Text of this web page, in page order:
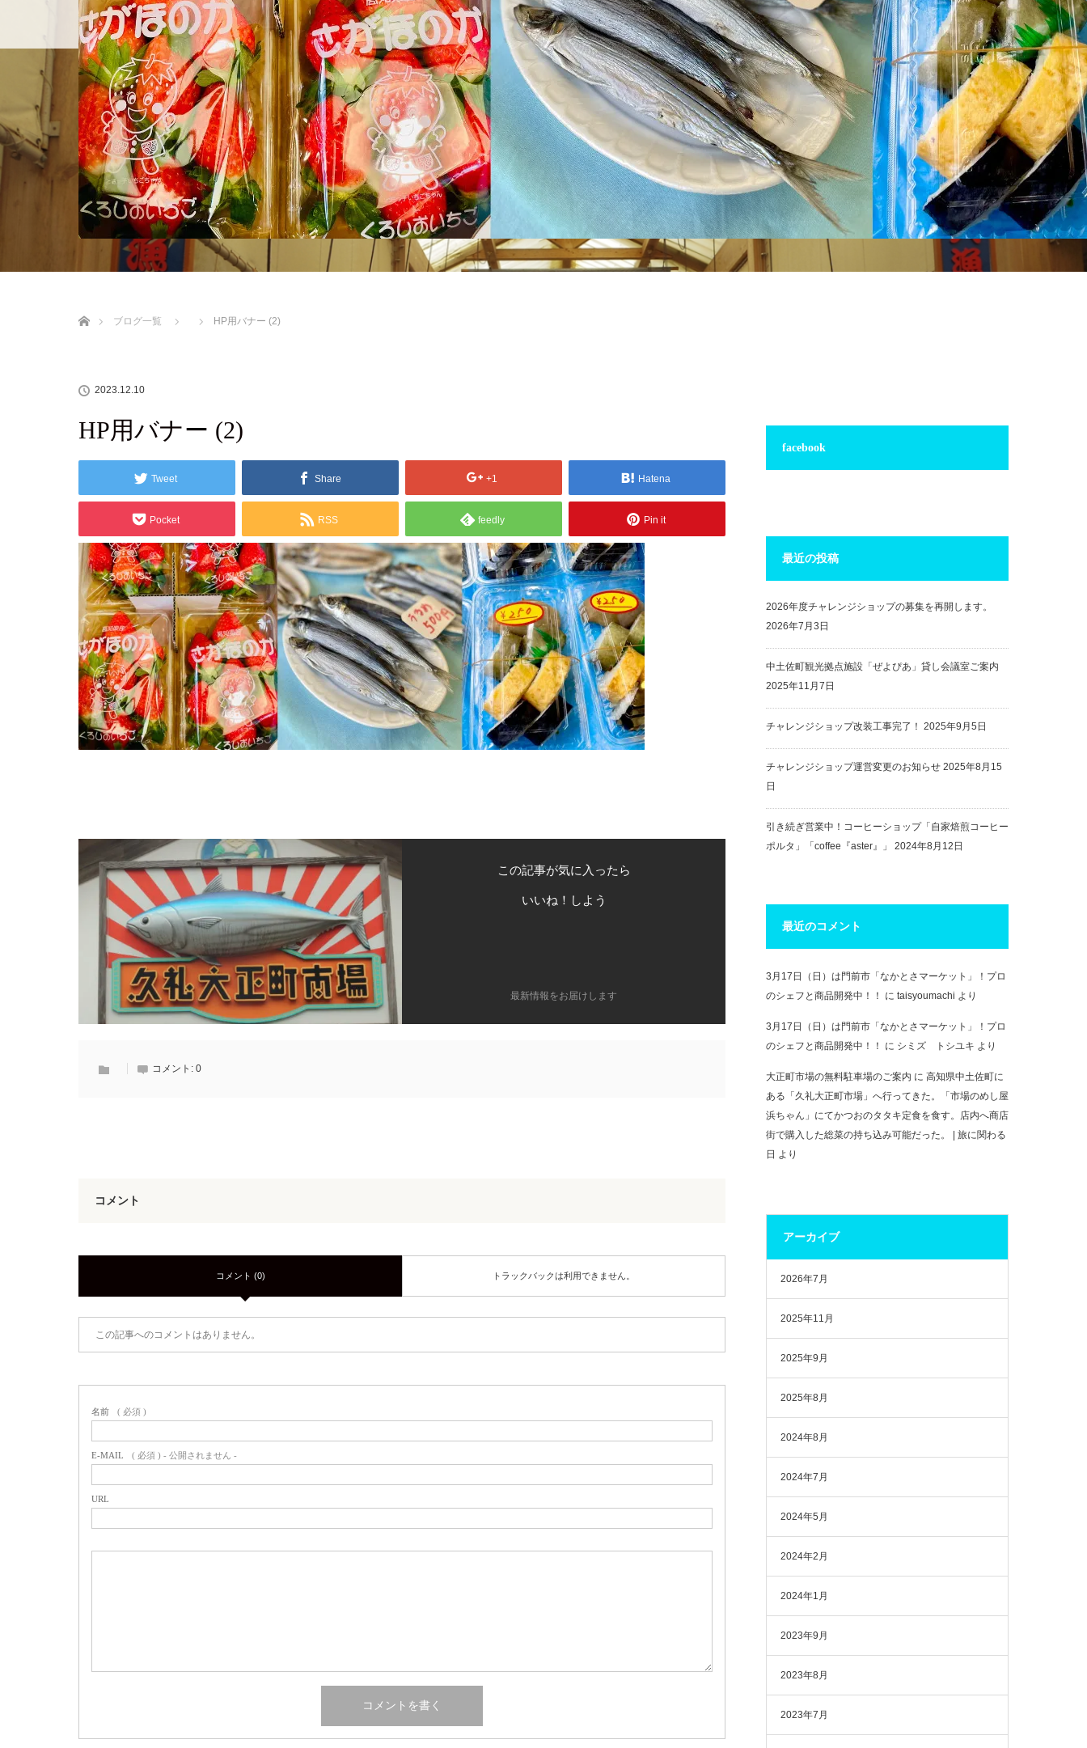
ホーム 店舗紹介 アクセス・駐車場 カツオHANDBOOK お問い合わせ 久礼大正町市場とは
BLOG
ブログ一覧
HP用バナー (2)
2023.12.10
HP用バナー (2)
Tweet Share +1 Hatena
Pocket RSS feedly Pin it
この記事が気に入ったら
いいね！しよう
最新情報をお届けします
コメント: 0
コメント
コメント (0) トラックバックは利用できません。
この記事へのコメントはありません。
名前 ( 必須 )
E-MAIL ( 必須 ) - 公開されません -
URL
facebook
最近の投稿
2026年度チャレンジショップの募集を再開します。
2026年7月3日
中土佐町観光拠点施設「ぜよぴあ」貸し会議室ご案内
2025年11月7日
チャレンジショップ改装工事完了！ 2025年9月5日
チャレンジショップ運営変更のお知らせ 2025年8月15
日
引き続ぎ営業中！コーヒーショップ「自家焙煎コーヒー
ポルタ」「coffee『aster』」
2024年8月12日
最近のコメント
3月17日（日）は門前市「なかとさマーケット」！プロ
のシェフと商品開発中！！
に taisyoumachi より
3月17日（日）は門前市「なかとさマーケット」！プロ
のシェフと商品開発中！！
に シミズ トシユキ より
大正町市場の無料駐車場のご案内 に 高知県中土佐町に
ある「久礼大正町市場」へ行ってきた。「市場のめし屋
浜ちゃん」にてかつおのタタキ定食を食す。店内へ商店
街で購入した総菜の持ち込み可能だった。 | 旅に関わる
日 より
アーカイブ
2026年7月
2025年11月
2025年9月
2025年8月
2024年8月
2024年7月
2024年5月
2024年2月
2024年1月
2023年9月
2023年8月
2023年7月